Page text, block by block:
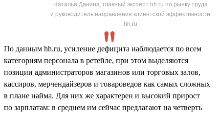
Наталья Данина, главный эксперт hh.ru по рынку труда
и руководитель направления клиентской эффективности
hh.ru
По данным hh.ru, усиление дефицита наблюдается по всем
категориям персонала в ретейле, при этом выделяются
позиции администраторов магазинов или торговых залов,
кассиров, мерчендайзеров и товароведов как самых сложных
в плане найма. Для них же характерен и высокий прирост
по зарплатам: в среднем им сейчас предлагают на четверть